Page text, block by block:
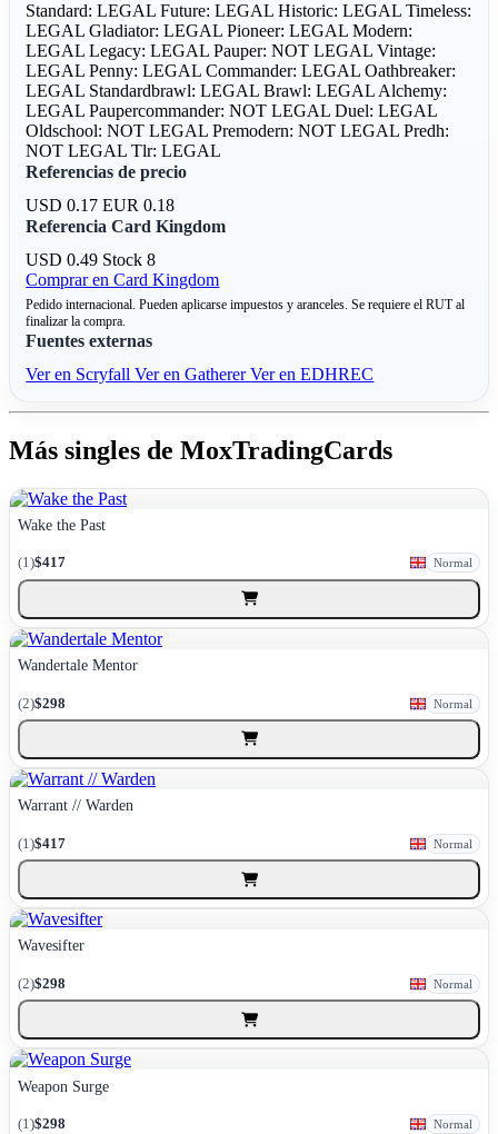
Standard: LEGALFuture: LEGALHistoric: LEGALTimeless:
LEGALGladiator: LEGALPioneer: LEGALModern:
LEGALLegacy: LEGALPauper: NOT LEGALVintage:
LEGALPenny: LEGALCommander: LEGALOathbreaker:
LEGAL Standardbrawl: LEGALBrawl: LEGAL Alchemy:
LEGALPaupercommander: NOT LEGALDuel: LEGAL
Oldschool: NOT LEGALPremodern: NOT LEGALPredh:
NOT LEGALTlr: LEGAL
Referencias de precio
USD 0.17EUR 0.18
Referencia Card Kingdom
USD 0.49 Stock 8
Comprar en Card Kingdom
Pedido internacional. Pueden aplicarse impuestos y aranceles. Se requiere el RUT al
finalizar la compra.
Fuentes externas
Ver en ScryfallVer en GathererVer en EDHREC
Más singles de MoxTradingCards
Wake the Past
(1)$417 Normal
Wandertale Mentor
(2)$298 Normal
Warrant // Warden
(1)$417 Normal
Wavesifter
(2)$298 Normal
Weapon Surge
(1)$298 Normal